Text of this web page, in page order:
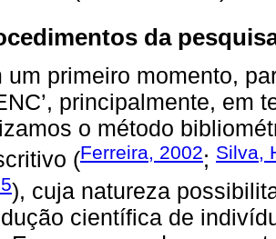
da
um primeiro momento,
principalmente, em
o método
(Ferreira, 2002; Silva,
), cuja natureza
científica de